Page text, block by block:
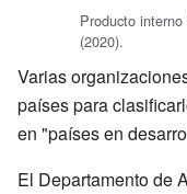
Producto
(2020).
Varias
países para
en "países en
El Departamento de